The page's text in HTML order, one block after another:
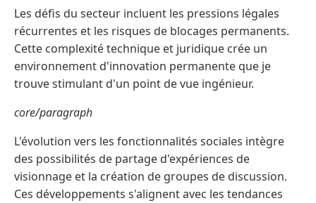
Les défis du secteur incluent les pressions légales
récurrentes et les risques de blocages permanents.
Cette complexité technique et juridique crée un
environnement d'innovation permanente que je
trouve stimulant d'un point de vue ingénieur.
core/paragraph
L'évolution vers les fonctionnalités sociales intègre
des possibilités de partage d'expériences de
visionnage et la création de groupes de discussion.
Ces développements s'alignent avec les tendances